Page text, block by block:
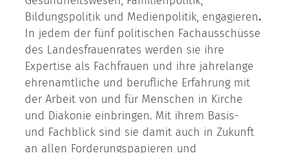
Bildungspolitik und Medienpolitik, engagieren.
In jedem der fünf politischen Fachausschüsse
des Landesfrauenrates werden sie ihre
Expertise als Fachfrauen und ihre jahrelange
ehrenamtliche und berufliche Erfahrung mit
der Arbeit von und für Menschen in Kirche
und Diakonie einbringen. Mit ihrem Basis-
und Fachblick sind sie damit auch in Zukunft
an allen Forderungspapieren und